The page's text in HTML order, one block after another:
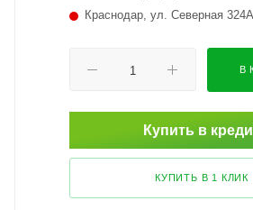
Краснодар, ул. Северная 324А
В
Купить в
КУПИТЬ В 1 КЛИК